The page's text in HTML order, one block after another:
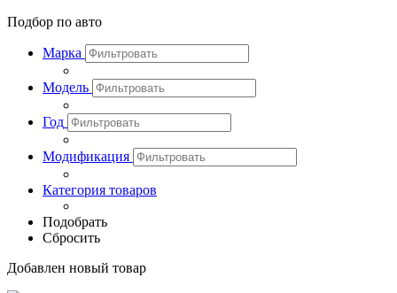
Подбор по авто
Марка
Модель
Год
Модификация
Категория товаров
Подобрать
Сбросить
Добавлен новый товар